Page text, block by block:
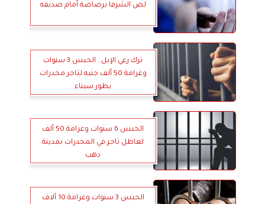
لص الشرفا برصاصة أمام صديقه
ترك رعي الإبل.. الحبس 3 سنوات
وغرامة 50 ألف جنيه لتاجر مخدرات
بطور سيناء
الحبس 6 سنوات وغرامة 50 ألف
لعاطل تاجر في المخدرات بمدينة
دهب
الحبس 3 سنوات وغرامة 10 آلاف